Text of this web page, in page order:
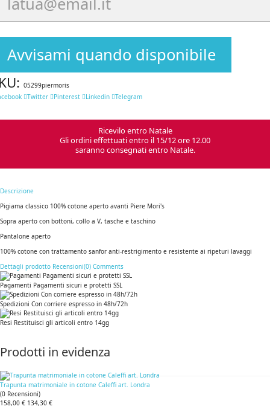
Avvisami quando disponibile
05299piermoris
Twitter Pinterest Linkedin Telegram
Ricevilo entro Natale
Gli ordini effettuati entro il 15/12 ore 12.00
saranno consegnati entro Natale.
Descrizione
Pigiama classico 100% cotone aperto avanti Piere Mori's
Sopra aperto con bottoni, collo a V, tasche e taschino
Pantalone aperto
100% cotone con trattamento sanfor anti-restrigimento e resistente ai ripeturi lavaggi
Dettagli prodotto Recensioni(0) Comments
Pagamenti Pagamenti sicuri e protetti SSL
Spedizioni Con corriere espresso in 48h/72h
Resi Restituisci gli articoli entro 14gg
Prodotti in evidenza
Trapunta matrimoniale in cotone Caleffi art. Londra
(0 Recensioni)
158,00 € 134,30 €